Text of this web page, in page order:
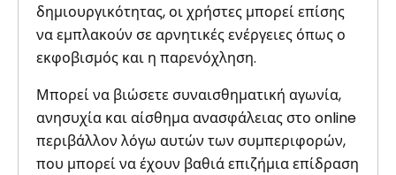
δημιουργικότητας, οι χρήστες μπορεί επίσης
να εμπλακούν σε αρνητικές ενέργειες όπως ο
εκφοβισμός και η παρενόχληση.
Μπορεί να βιώσετε συναισθηματική αγωνία,
ανησυχία και αίσθημα ανασφάλειας στο online
περιβάλλον λόγω αυτών των συμπεριφορών,
που μπορεί να έχουν βαθιά επιζήμια επίδραση